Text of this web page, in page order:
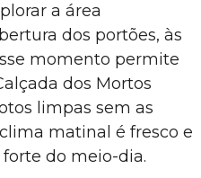
a área
dos portões, às
momento permite
dos Mortos
limpas sem as
matinal é fresco e
do meio-dia.